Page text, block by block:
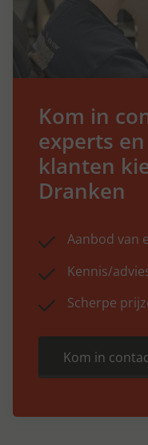
Kom in
experts
klanten
Dranken
Aanbod van
Kennis/
Scherpe
Kom in